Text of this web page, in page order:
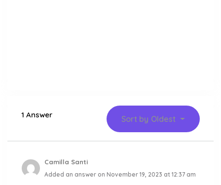
1 Answer Sort by Oldest
Camilla Santi
Added an answer on November 19, 2023 at 12:37 am